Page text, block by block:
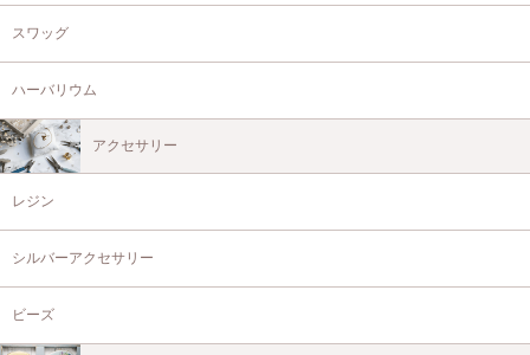
スワッグ
ハーバリウム
アクセサリー
レジン
シルバーアクセサリー
ビーズ